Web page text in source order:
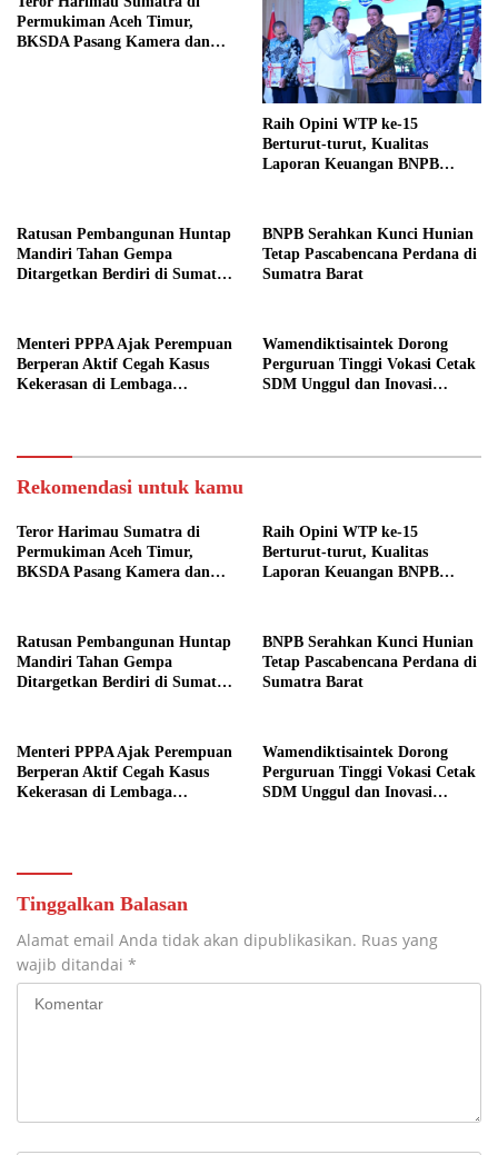
Permukiman Aceh Timur,
BKSDA Pasang Kamera dan
Raih Opini WTP ke-15
Berturut-turut, Kualitas
Laporan Keuangan BNPB
Ratusan Pembangunan Huntap
Mandiri Tahan Gempa
Ditargetkan Berdiri di Sumatra
BNPB Serahkan Kunci Hunian
Tetap Pascabencana Perdana di
Sumatra Barat
Menteri PPPA Ajak Perempuan
Berperan Aktif Cegah Kasus
Kekerasan di Lembaga
Wamendiktisaintek Dorong
Perguruan Tinggi Vokasi Cetak
SDM Unggul dan Inovasi
Rekomendasi untuk kamu
Teror Harimau Sumatra di
Permukiman Aceh Timur,
BKSDA Pasang Kamera dan
Raih Opini WTP ke-15
Berturut-turut, Kualitas
Laporan Keuangan BNPB
Ratusan Pembangunan Huntap
Mandiri Tahan Gempa
Ditargetkan Berdiri di Sumatra
BNPB Serahkan Kunci Hunian
Tetap Pascabencana Perdana di
Sumatra Barat
Menteri PPPA Ajak Perempuan
Berperan Aktif Cegah Kasus
Kekerasan di Lembaga
Wamendiktisaintek Dorong
Perguruan Tinggi Vokasi Cetak
SDM Unggul dan Inovasi
Tinggalkan Balasan
Alamat email Anda tidak akan dipublikasikan. Ruas yang
wajib ditandai *